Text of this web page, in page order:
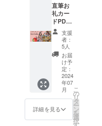
直筆お
礼カー
ドPDF
&サイン
入り
フォト
＆ポル
トガル
大会記
念品 ・
ポルト
ガルで
購入す
るアク
セサ
リーや
支援
者：
5人
お届
け予
定：
2024
年07
月
詳細を見る
こ
の
リ
タ
ー
ン
を
選
択